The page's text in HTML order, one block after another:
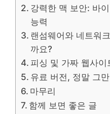
강력한 맥 보안: 바
능력
랜섬웨어와 네트워
까요?
피싱 및 가짜 웹사
유료 버전, 정말 그
마무리
함께 보면 좋은 글